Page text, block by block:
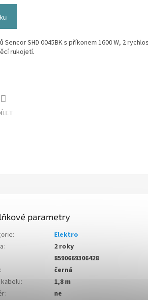
SHD 0045BK s příkonem 1600 W, 2
rukojetí.
parametry
:
Elektro
:
2 roky
8590669306428
:
černá
:
1,8 m
:
ne